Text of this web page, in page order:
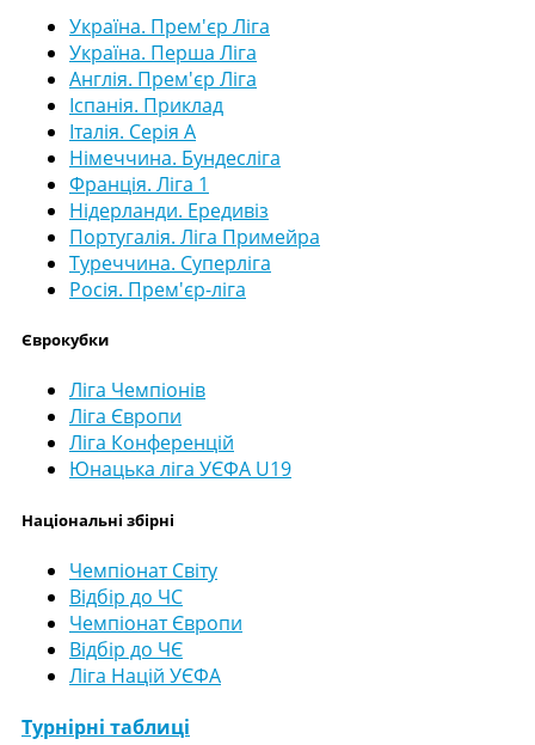
Україна. Прем'єр Ліга
Україна. Перша Ліга
Англія. Прем'єр Ліга
Іспанія. Приклад
Італія. Серія А
Німеччина. Бундесліга
Франція. Ліга 1
Нідерланди. Ередивіз
Португалія. Ліга Примейра
Туреччина. Суперліга
Росія. Прем'єр-ліга
Єврокубки
Ліга Чемпіонів
Ліга Європи
Ліга Конференцій
Юнацька ліга УЄФА U19
Національні збірні
Чемпіонат Світу
Відбір до ЧС
Чемпіонат Європи
Відбір до ЧЄ
Ліга Націй УЄФА
Турнірні таблиці